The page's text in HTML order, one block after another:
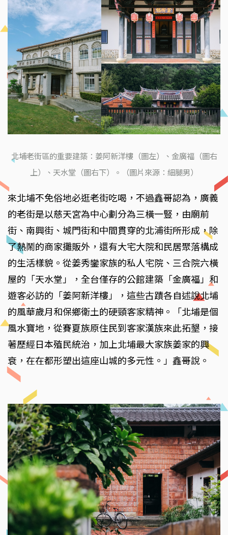
北埔老街區的重要建築：姜阿新洋樓（圖左）、金廣福（圖右
上）、天水堂（圖右下）。（圖片來源：細腿男）
來北埔不免俗地必逛老街吃喝，不過鑫哥認為，廣義
的老街是以慈天宮為中心劃分為三橫一豎，由廟前
街、南興街、城門街和中間貫穿的北浦街所形成，除
了熱鬧的商家攤販外，還有大宅大院和民居聚落構成
的生活樣貌。從姜秀鑾家族的私人宅院、三合院六橫
屋的「天水堂」，全台僅存的公館建築「金廣福」和
遊客必訪的「姜阿新洋樓」，這些古蹟各自述說北埔
的風華歲月和保鄉衛土的硬頸客家精神。「北埔是個
風水寶地，從賽夏族原住民到客家漢族來此拓墾，接
著歷經日本殖民統治，加上北埔最大家族姜家的興
衰，在在都形塑出這座山城的多元性。」鑫哥說。